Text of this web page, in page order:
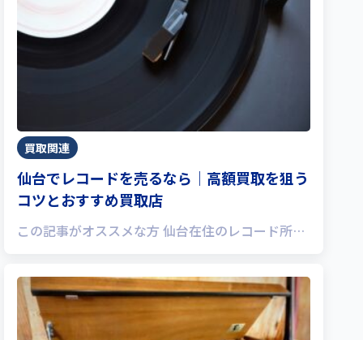
買取関連
仙台でレコードを売るなら｜高額買取を狙う
コツとおすすめ買取店
この記事がオススメな方 仙台在住のレコード所…